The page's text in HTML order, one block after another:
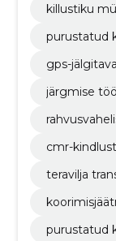
killustiku
purustatud
gps-
järgmise
cmr-
teravilja
purustatud